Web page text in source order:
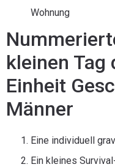
Wohnung
kleinen Tag
Einheit
Männer
Eine individuell
Ein kleines